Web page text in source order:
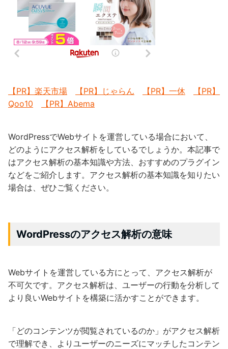
【PR】楽天市場 【PR】じゃらん 【PR】一休
【PR】
Qoo10
【PR】Abema
WordPressでWebサイトを運営している場合において、
どのようにアクセス解析をしているでしょうか。本記事で
はアクセス解析の基本知識や方法、おすすめのプラグイン
などをご紹介します。アクセス解析の基本知識を知りたい
場合は、ぜひご覧ください。
WordPressのアクセス解析の意味
Webサイトを運営している方にとって、アクセス解析が
不可欠です。アクセス解析は、ユーザーの行動を分析して
より良いWebサイトを構築に活かすことができます。
「どのコンテンツが閲覧されているのか」がアクセス解析
で理解でき、よりユーザーのニーズにマッチしたコンテン